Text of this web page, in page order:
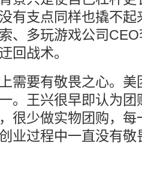
有支点同样也撬不
、多玩游戏公司
回战术。
需要有敬畏之心。
。王兴很早即认为
很少做实物团购，
业过程中一直没有